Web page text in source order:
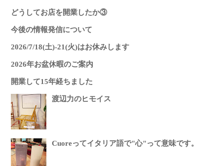
どうしてお店を開業したか③
今後の情報発信について
2026/7/18(土)-21(火)はお休みします
2026年お盆休暇のご案内
開業して15年経ちました
渡辺力のヒモイス
Cuoreってイタリア語で"心"って意味です。